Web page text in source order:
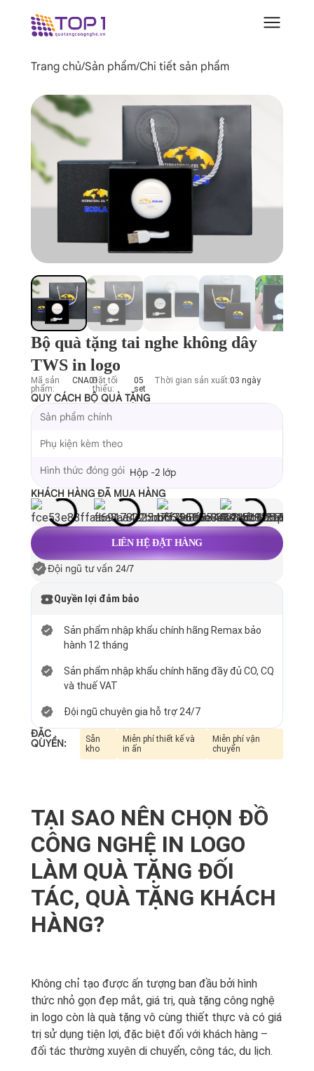
Trang chủ/Sản phẩm/Chi tiết sản phẩm
Bộ quà tặng tai nghe không dây
TWS in logo
Mã sản
phẩm:
CNA01Đặt tối
thiểu:
05
set
Thời gian sản xuất:03 ngày
QUY CÁCH BỘ QUÀ TẶNG
Sản phẩm chính
Phụ kiện kèm theo
Hình thức đóng gói Hộp -2 lớp
KHÁCH HÀNG ĐÃ MUA HÀNG
LIÊN HỆ ĐẶT HÀNG
Đội ngũ tư vấn 24/7
Quyền lợi đảm bảo
Sản phẩm nhập khẩu chính hãng Remax bảo
hành 12 tháng
Sản phẩm nhập khẩu chính hãng đầy đủ CO, CQ
và thuế VAT
Đội ngũ chuyên gia hỗ trợ 24/7
ĐẶC
QUYỀN:
Sẵn
kho
Miễn phí thiết kế và
in ấn
Miễn phí vận
chuyển
TẠI SAO NÊN CHỌN ĐỒ
CÔNG NGHỆ IN LOGO
LÀM QUÀ TẶNG ĐỐI
TÁC, QUÀ TẶNG KHÁCH
HÀNG?
Không chỉ tạo được ấn tượng ban đầu bởi hình
thức nhỏ gọn đẹp mắt, giá trị, quà tặng công nghệ
in logo còn là quà tặng vô cùng thiết thực và có giá
trị sử dụng tiện lợi, đặc biệt đối với khách hàng –
đối tác thường xuyên di chuyển, công tác, du lịch.